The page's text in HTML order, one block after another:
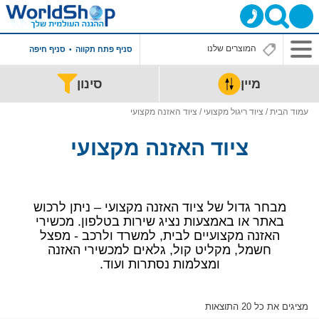
סניף פתח תקווה סניף חיפה
מיין סינון
עמוד הבית/ ציוד ריגול מקצועי / ציוד האזנה מקצועי
ציוד האזנה מקצועי
מבחר גדול של ציוד האזנה מקצועי – ניתן לרכוש
באתר או באמצעות נציג שירות בטלפון. מכשירי
האזנה מקצועיים לבית, למשרד ולרכב - מפצל
חשמל, מקליט קול, גלאים למכשירי האזנה
ומצלמות נסתרות ועוד.
מציגים את כל ⁦20⁩ התוצאות
ממוין